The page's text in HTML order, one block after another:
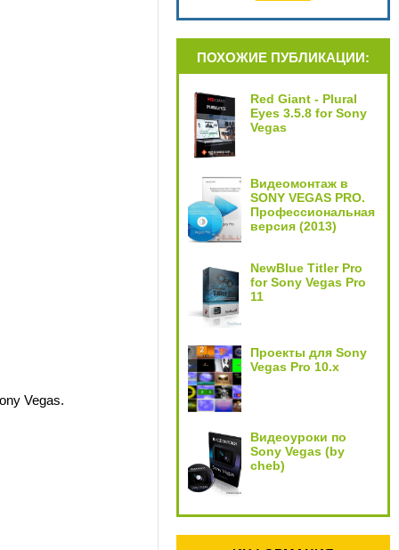
Vegas.
ПОХОЖИЕ ПУБЛИКАЦИИ:
Red Giant - Plural
Eyes 3.5.8 for Sony
Vegas
Видеомонтаж в
SONY VEGAS PRO.
Профессиональная
версия (2013)
NewBlue Titler Pro
for Sony Vegas Pro
11
Проекты для Sony
Vegas Pro 10.x
Видеоуроки по
Sony Vegas (by
cheb)